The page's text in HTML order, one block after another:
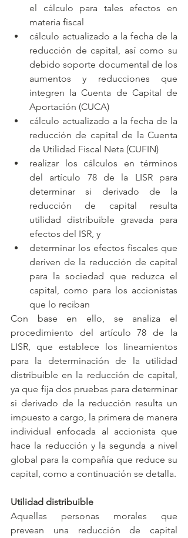
el cálculo para tales efectos en
materia fiscal
cálculo actualizado a la fecha de la
reducción de capital, así como su
debido soporte documental de los
aumentos y reducciones que
integren la Cuenta de Capital de
Aportación (CUCA)
cálculo actualizado a la fecha de la
reducción de capital de la Cuenta
de Utilidad Fiscal Neta (CUFIN)
realizar los cálculos en términos
del artículo 78 de la LISR para
determinar si derivado de la
reducción de capital resulta
utilidad distribuible gravada para
efectos del ISR, y
determinar los efectos fiscales que
deriven de la reducción de capital
para la sociedad que reduzca el
capital, como para los accionistas
que lo reciban
Con base en ello, se analiza el
procedimiento del artículo 78 de la
LISR, que establece los lineamientos
para la determinación de la utilidad
distribuible en la reducción de capital,
ya que fija dos pruebas para determinar
si derivado de la reducción resulta un
impuesto a cargo, la primera de manera
individual enfocada al accionista que
hace la reducción y la segunda a nivel
global para la compañía que reduce su
Utilidad distribuible
Aquellas personas morales que
prevean una reducción de capital